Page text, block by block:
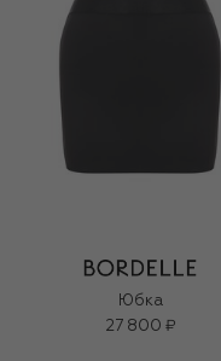
Юбка
27 800 ₽